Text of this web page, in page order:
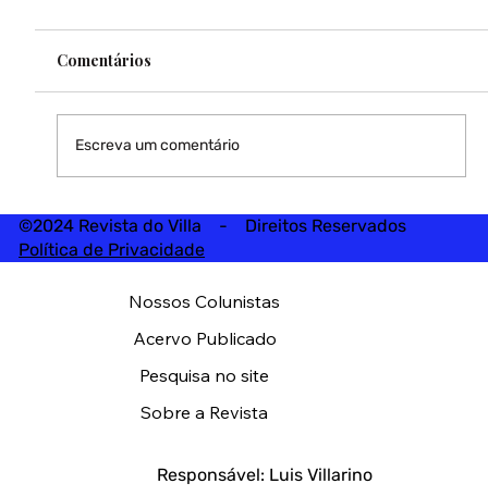
Comentários
Escreva um comentário
©2024 Revista do Villa - Direitos Reservados
Política de Privacidade
Responsável: Luis Villarino
Nossos Colunistas
Acervo Publicado
Pesquisa no site
Sobre a Revista